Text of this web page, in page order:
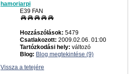
hamoriarpi
E39 FAN
Hozzászólások: 5479
Csatlakozott: 2009.02.06. 01:00
Tartózkodási hely: változó
Blog: Blog megtekintése (9)
Vissza a tetejére